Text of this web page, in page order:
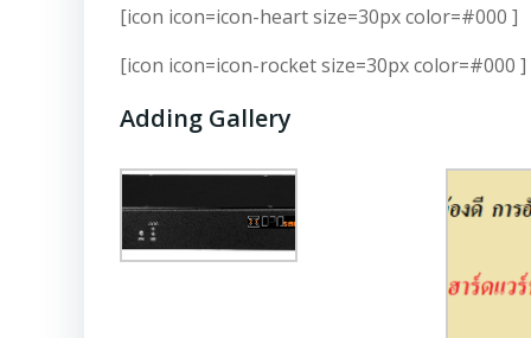
[icon icon=icon-heart size=30px color=#000 ]
[icon icon=icon-rocket size=30px color=#000 ]
Adding Gallery